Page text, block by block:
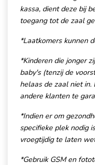
kassa, dient deze bij
toegang tot de zaal
*Laatkomers kunnen
*Kinderen die jonger
baby's (tenzij de
helaas de zaal niet
andere klanten te
*Indien er om
specifieke plek nodig
vroegtijdig te laten
*Gebruik GSM en